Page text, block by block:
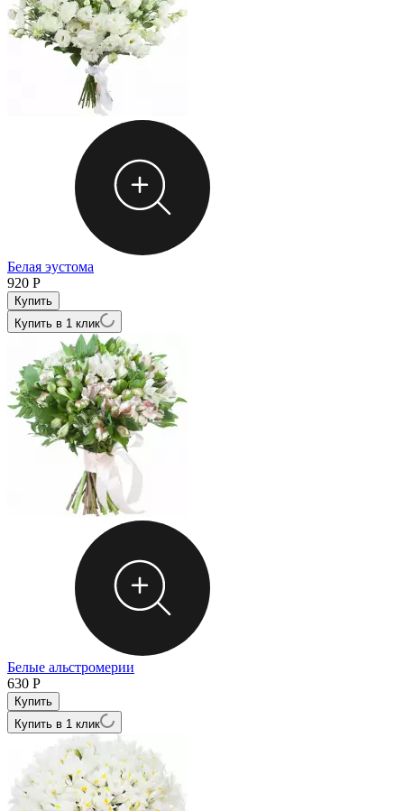
Белая эустома
920 Р
Купить в 1 клик
Белые альстромерии
630 Р
Купить в 1 клик